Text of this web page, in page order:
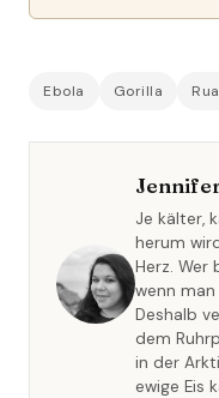
Ebola Gorilla
Je kälter,
herum
Herz. Wer
wenn
Deshalb
dem
in der
ewige Eis